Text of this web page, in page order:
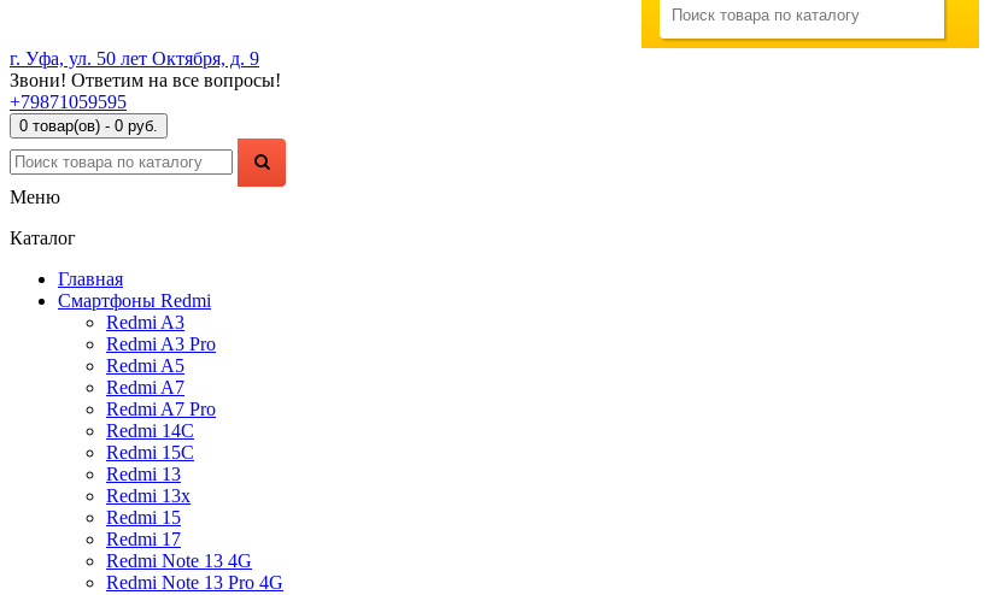
г. Уфа, ул. 50 лет Октября, д. 9
Звони! Ответим на все вопросы!
+79871059595
0 товар(ов) - 0 руб.
Меню
Каталог
Главная
Смартфоны Redmi
Redmi A3
Redmi A3 Pro
Redmi A5
Redmi A7
Redmi A7 Pro
Redmi 14C
Redmi 15C
Redmi 13
Redmi 13x
Redmi 15
Redmi 17
Redmi Note 13 4G
Redmi Note 13 Pro 4G